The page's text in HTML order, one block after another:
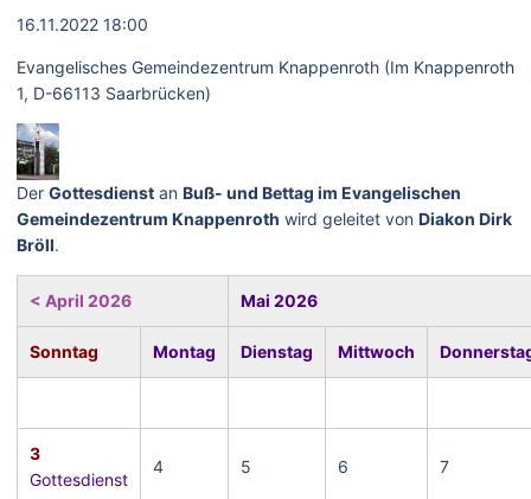
16.11.2022 18:00
Evangelisches Gemeindezentrum Knappenroth (Im Knappenroth
1, D-66113 Saarbrücken)
Der Gottesdienst an Buß- und Bettag im Evangelischen
Gemeindezentrum Knappenroth wird geleitet von Diakon Dirk
Bröll.
< April 2026 Mai 2026
Sonntag Montag Dienstag Mittwoch
3
Gottesdienst
4 5 6 7